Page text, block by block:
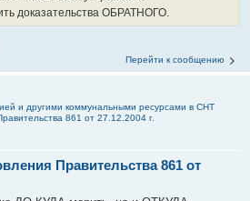
доказательства ОБРАТНОГО.
Перейти к сообщению
и другими коммунальными ресурсами в СНТ
861 от 27.12.2004 г.
Правительства 861 от